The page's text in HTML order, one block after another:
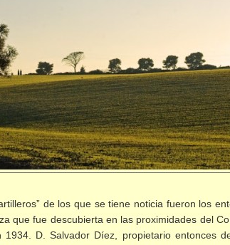
de los que se tiene noticia fueron los
que fue descubierta en las proximidades del
D. Salvador Díez, propietario entonces